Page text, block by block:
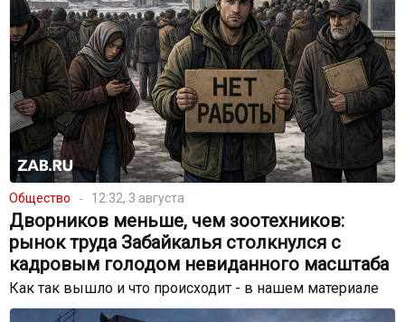
Общество 12:32, 3 августа
Дворников меньше, чем зоотехников:
рынок труда Забайкалья столкнулся с
кадровым голодом невиданного масштаба
Как так вышло и что происходит - в нашем материале